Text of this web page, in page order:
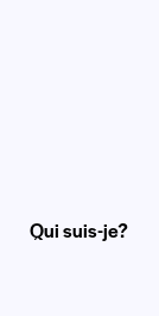
Qui suis-je?